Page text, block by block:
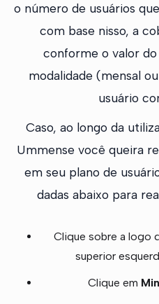
o número de usuários
com base nisso, a
conforme o valor
modalidade (mensal
usuário
Caso, ao longo da
Ummense você queira
em seu plano de
dadas abaixo para
Clique sobre a logo
superior
Clique em